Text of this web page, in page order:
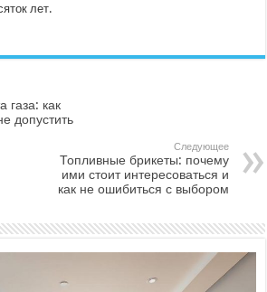
лет.
газа: как
допустить
Следующее
Топливные брикеты: почему
ими стоит интересоваться и
как не ошибиться с выбором